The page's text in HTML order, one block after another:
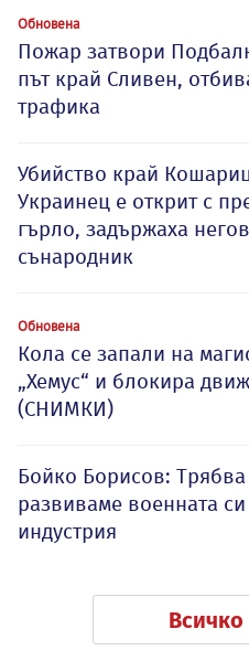
Обновена
Пожар затвори
път край Сливен,
трафика
Убийство край
Украинец е открит с
гърло, задържаха негов
сънародник
Обновена
Кола се запали на
„Хемус“ и блокира
(СНИМКИ)
Бойко Борисов: Трябва
развиваме военната си
индустрия
Всичко